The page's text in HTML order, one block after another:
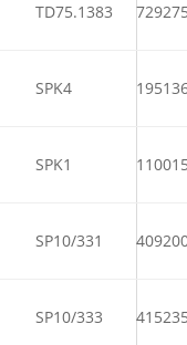
TD75.1383
SPK4
SPK1
SP10/331
SP10/333